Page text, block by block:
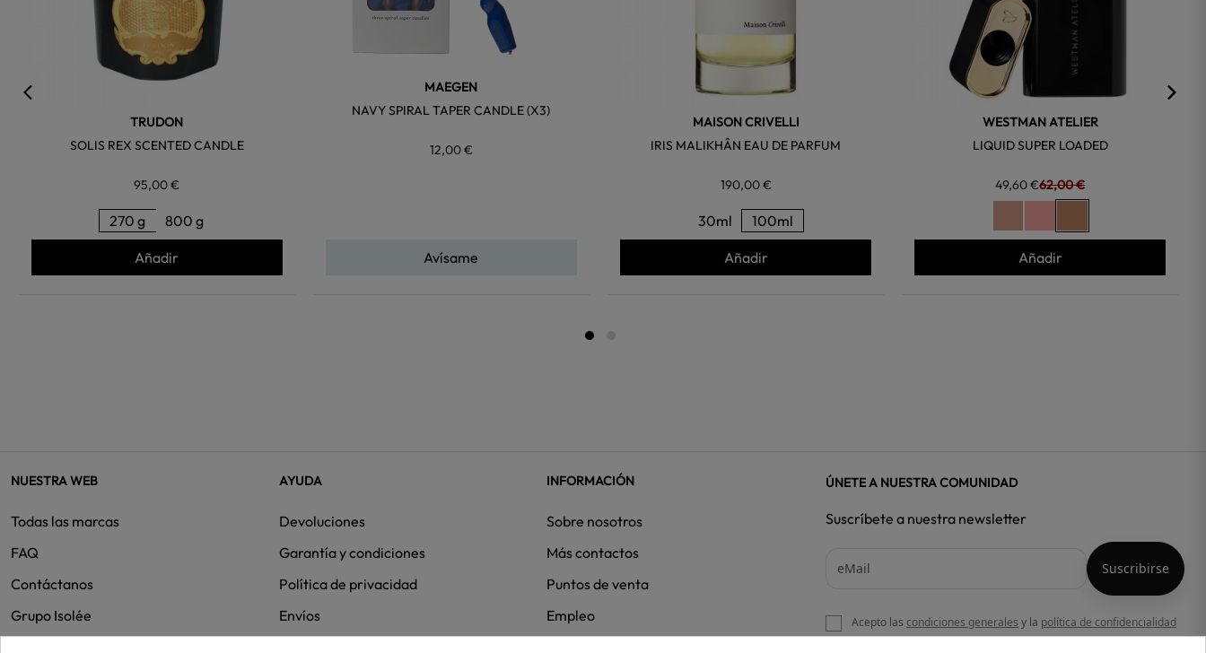
TRUDON
SOLIS REX SCENTED CANDLE
95,00 €
270 g 800 g
Añadir
MAEGEN
NAVY SPIRAL TAPER CANDLE (x3)
12,00 €
Avísame
MAISON CRIVELLI
IRIS MALIKHÂN EAU DE PARFUM
190,00 €
30ml 100ml
Añadir
WESTMAN ATELIER
LIQUID SUPER LOADED
49,60 €62,00 €
Añadir
NUESTRA WEB
Todas las marcas
FAQ
Contáctanos
Grupo Isolée
AYUDA
Devoluciones
Garantía y condiciones
Política de privacidad
Envíos
INFORMACIÓN
Sobre nosotros
Más contactos
Puntos de venta
Empleo
ÚNETE A NUESTRA COMUNIDAD
Suscríbete a nuestra newsletter
Acepto las condiciones generales y la política de confidencialidad